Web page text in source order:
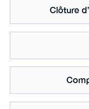
Clôture